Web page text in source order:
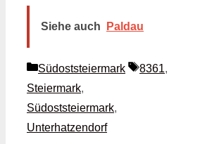
Siehe auch Paldau
Kategorien
Südoststeiermark Schlagwörter
8361,
Steiermark,
Südoststeiermark,
Unterhatzendorf